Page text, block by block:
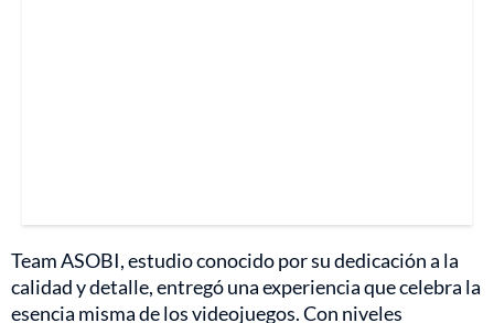
Team ASOBI, estudio conocido por su dedicación a la
calidad y detalle, entregó una experiencia que celebra la
esencia misma de los videojuegos. Con niveles